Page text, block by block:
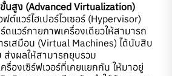
นสูง (Advanced Virtualization)
ต์แวร์ไฮเปอร์ไวเซอร์ (Hypervisor)
ดแวร์กายภาพเครื่องเดียวให้สามารถ
เสมือน (Virtual Machines) ได้นับสิบ
ส่งผลให้สามารถยุบรวม
รื่องเซิร์ฟเวอร์ที่เคยแยกกัน ให้มาอยู่